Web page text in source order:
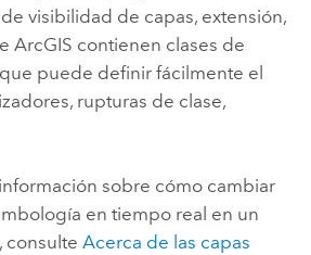
visibilidad de capas, extensión,
ArcGIS contienen clases de
puede definir fácilmente el
rupturas de clase,
sobre cómo cambiar
en tiempo real en un
consulte Acerca de las capas